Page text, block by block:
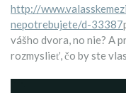
http://
nepotrebujete/d-33387
vášho dvora, no nie? A
rozmyslieť, čo by ste